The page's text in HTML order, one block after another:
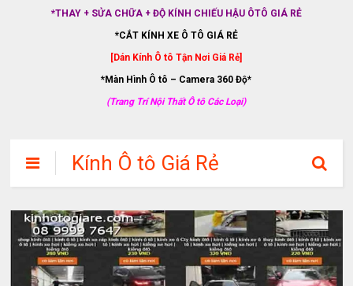
*THAY + SỬA CHỮA + ĐỘ KÍNH CHIẾU HẬU ÔTÔ GIÁ RẺ
*CẮT KÍNH XE Ô TÔ GIÁ RẺ
[Dán Kính Ô tô Tận Nơi Giá Rẻ]
*Màn Hình Ô tô – Camera 360 Độ*
(Trang Trí Nội Thất Ô tô Các Loại)
Kính Ô tô Giá Rẻ